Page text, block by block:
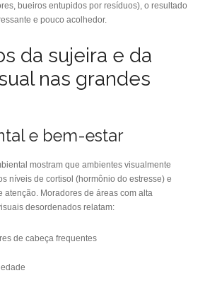
bueiros entupidos por resíduos), o resultado
e pouco acolhedor.
da sujeira e da
nas grandes
e bem-estar
mostram que ambientes visualmente
níveis de cortisol (hormônio do estresse) e
atenção. Moradores de áreas com alta
desordenados relatam:
de cabeça frequentes